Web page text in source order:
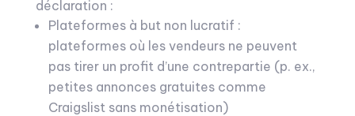
déclaration :
Plateformes à but non lucratif :
plateformes où les vendeurs ne peuvent
pas tirer un profit d’une contrepartie (p. ex.,
petites annonces gratuites comme
Craigslist sans monétisation)